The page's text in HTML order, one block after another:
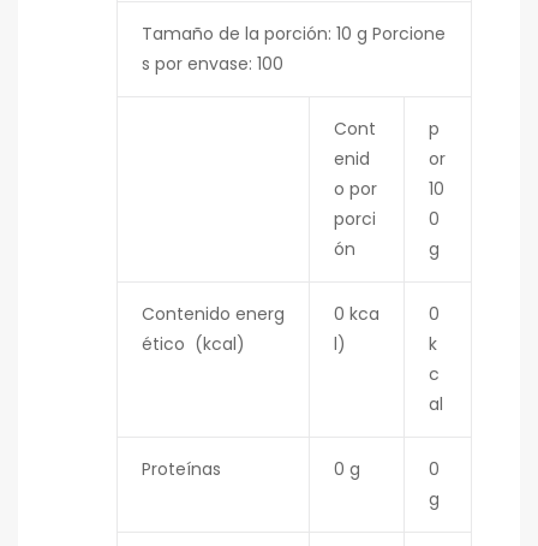
Tamaño de la porción: 10 g Porcione
s por envase: 100
Cont
enid
o por
porci
ón
p
or
10
0
g
Contenido energ
ético (kcal)
0 kca
l)
0
k
c
al
Proteínas 0 g
0
g